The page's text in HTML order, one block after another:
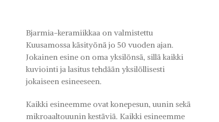
Bjarmia-keramiikkaa on valmistettu
Kuusamossa käsityönä jo 50 vuoden ajan.
Jokainen esine on oma yksilönsä, sillä kaikki
kuviointi ja lasitus tehdään yksilöllisesti
jokaiseen esineeseen.
Kaikki esineemme ovat konepesun, uunin sekä
mikroaaltouunin kestäviä. Kaikki esineemme